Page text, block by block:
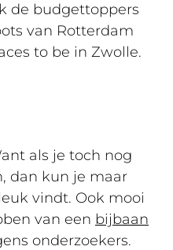
de budgettoppers
van Rotterdam
to be in Zwolle.
als je toch nog
dan kun je maar
vindt. Ook mooi
van een bijbaan
onderzoekers.